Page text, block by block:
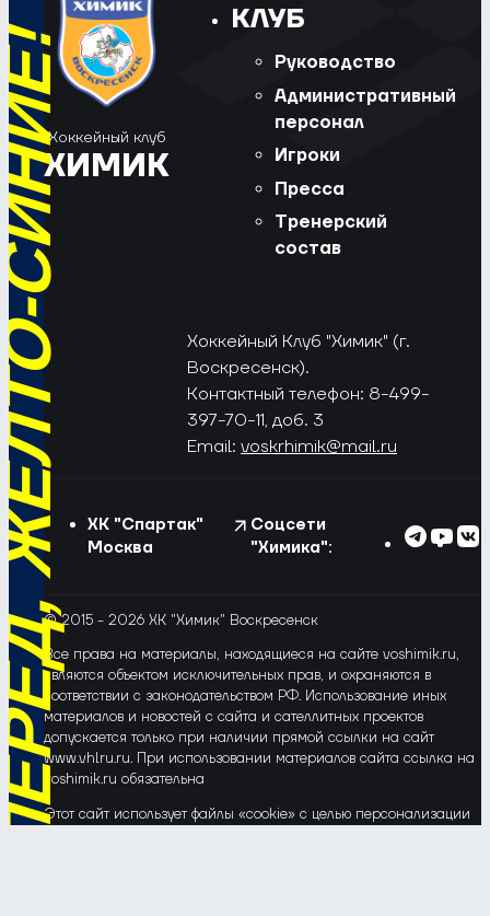
СИНИЕ!
Хоккейный клуб
ХИМИК
КЛУБ
Руководство
Административный
персонал
Игроки
Пресса
Тренерский
состав
Хоккейный Клуб "Химик" (г.
Воскресенск).
Контактный телефон: 8-499-
397-70-11, доб. 3
Email: voskrhimik@mail.ru
ХК "Спартак"
Москва
Соцсети
"Химика":
© 2015 - 2026 ХК "Химик" Воскресенск
Все права на материалы, находящиеся на сайте voshimik.ru,
являются объектом исключительных прав, и охраняются в
соответствии с законодательством РФ. Использование иных
материалов и новостей с сайта и сателлитных проектов
допускается только при наличии прямой ссылки на сайт
www.vhlru.ru. При использовании материалов сайта ссылка на
voshimik.ru обязательна
Этот сайт использует файлы «cookie» с целью персонализации